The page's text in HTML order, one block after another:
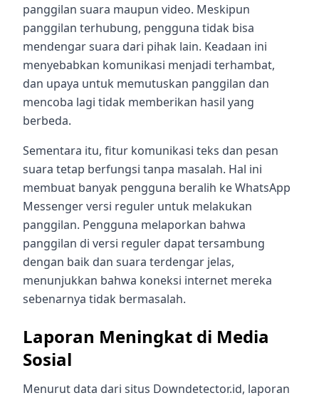
panggilan suara maupun video. Meskipun
panggilan terhubung, pengguna tidak bisa
mendengar suara dari pihak lain. Keadaan ini
menyebabkan komunikasi menjadi terhambat,
dan upaya untuk memutuskan panggilan dan
mencoba lagi tidak memberikan hasil yang
berbeda.
Sementara itu, fitur komunikasi teks dan pesan
suara tetap berfungsi tanpa masalah. Hal ini
membuat banyak pengguna beralih ke WhatsApp
Messenger versi reguler untuk melakukan
panggilan. Pengguna melaporkan bahwa
panggilan di versi reguler dapat tersambung
dengan baik dan suara terdengar jelas,
menunjukkan bahwa koneksi internet mereka
sebenarnya tidak bermasalah.
Laporan Meningkat di Media
Sosial
Menurut data dari situs Downdetector.id, laporan